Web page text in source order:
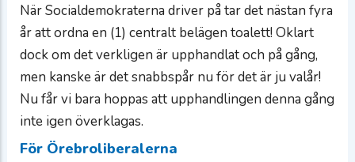
När Socialdemokraterna driver på tar det nästan fyra
år att ordna en (1) centralt belägen toalett! Oklart
dock om det verkligen är upphandlat och på gång,
men kanske är det snabbspår nu för det är ju valår!
Nu får vi bara hoppas att upphandlingen denna gång
inte igen överklagas.
För Örebroliberalerna